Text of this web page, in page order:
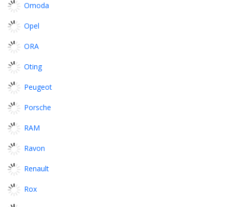
Omoda
Opel
ORA
Oting
Peugeot
Porsche
RAM
Ravon
Renault
Rox